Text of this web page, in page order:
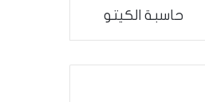
حاسبة الكيتو